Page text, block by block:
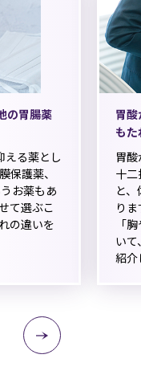
の胃腸薬
える薬とし
保護薬、
お薬もあ
て選ぶこ
の違いを
胃
も
胃
十
と
り
「
い
紹介